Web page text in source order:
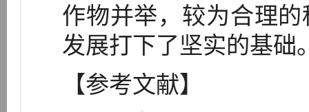
作物并举，较为合理
发展打下了坚实的基础
【参考文献】